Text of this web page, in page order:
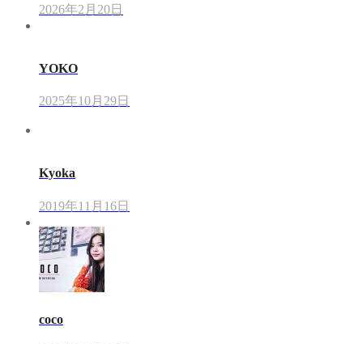
2026年2月20日
YOKO
2025年10月29日
Kyoka
2019年11月16日
coco